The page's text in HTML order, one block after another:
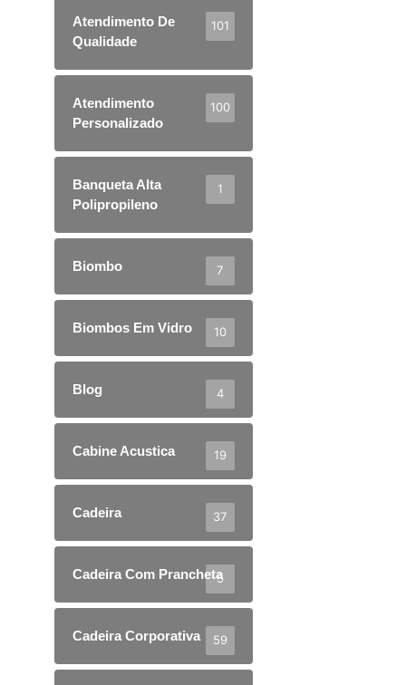
Atendimento De
Qualidade
101
Atendimento
Personalizado
100
Banqueta Alta
Polipropileno
1
Biombo 7
Biombos Em Vidro 10
Blog 4
Cabine Acustica 19
Cadeira 37
Cadeira Com Prancheta
5
Cadeira Corporativa 59